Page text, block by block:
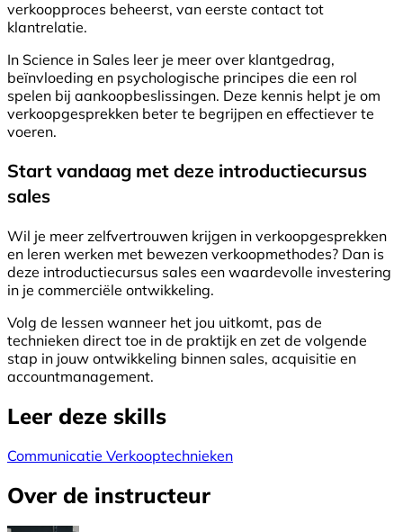
verkoopproces beheerst, van eerste contact tot
klantrelatie.
In Science in Sales leer je meer over klantgedrag,
beïnvloeding en psychologische principes die een rol
spelen bij aankoopbeslissingen. Deze kennis helpt je om
verkoopgesprekken beter te begrijpen en effectiever te
voeren.
Start vandaag met deze introductiecursus
sales
Wil je meer zelfvertrouwen krijgen in verkoopgesprekken
en leren werken met bewezen verkoopmethodes? Dan is
deze introductiecursus sales een waardevolle investering
in je commerciële ontwikkeling.
Volg de lessen wanneer het jou uitkomt, pas de
technieken direct toe in de praktijk en zet de volgende
stap in jouw ontwikkeling binnen sales, acquisitie en
accountmanagement.
Leer deze skills
Communicatie Verkooptechnieken
Over de instructeur